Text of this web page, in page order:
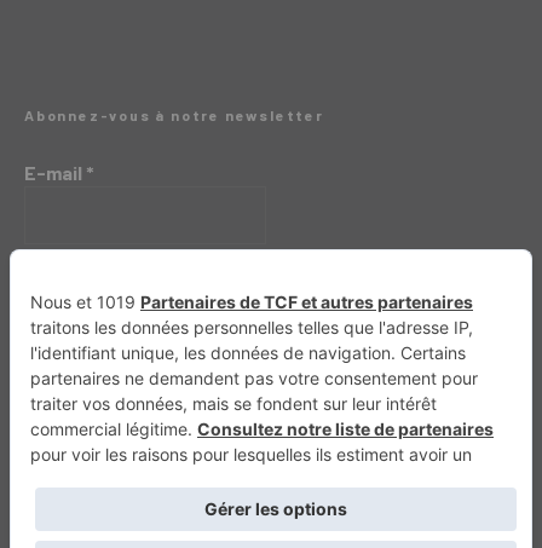
Abonnez-vous à notre newsletter
E-mail *
Génération 4×4 Génération Sans Permis VTTAE.fr FullAttack